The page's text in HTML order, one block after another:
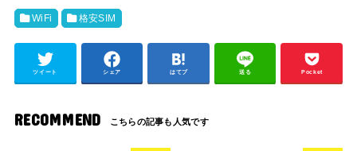
WiFi 格安SIM
ツイート シェア はてブ 送る Pocket
RECOMMEND